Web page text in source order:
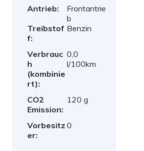
Antrieb:
Frontantrie
b
Treibstof
f:
Benzin
Verbrauc
h
(kombinie
rt):
0,0
l/100km
CO2
Emission:
120 g
Vorbesitz
er:
0